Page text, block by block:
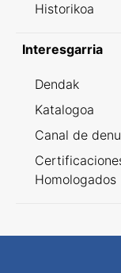
Historikoa
Interesgarria
Dendak
Katalogoa
Canal de
Homologados